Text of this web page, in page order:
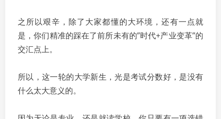
之所以艰辛，除了大家都懂的大环境，还有一点就
是，你们精准的踩在了前所未有的”时代+产业变革”的
交汇点上。
所以，这一轮的大学新生，光是考试分数好，是没有
什么太大意义的。